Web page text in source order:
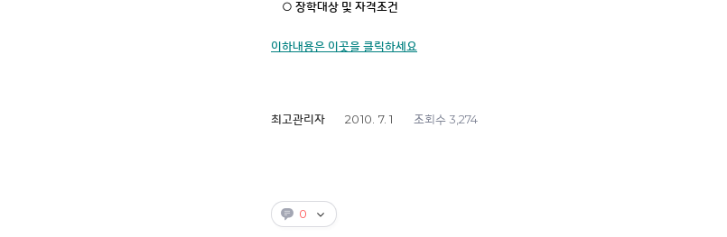
○ 장학대상 및 자격조건
이하내용은 이곳을 클릭하세요
최고관리자 2010. 7. 1 조회수 3,274
0